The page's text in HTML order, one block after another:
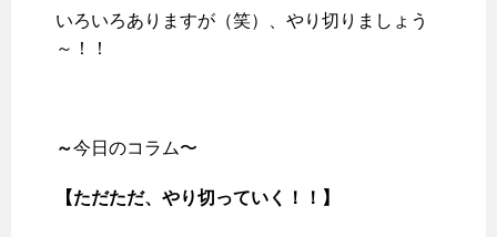
いろいろありますが（笑）、やり切りましょう
～！！
～今日のコラム〜
【ただただ、やり切っていく！！ 】